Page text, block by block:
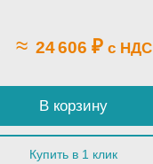
≈ 24 606 ₽ с НДС
В корзину
Купить в 1 клик